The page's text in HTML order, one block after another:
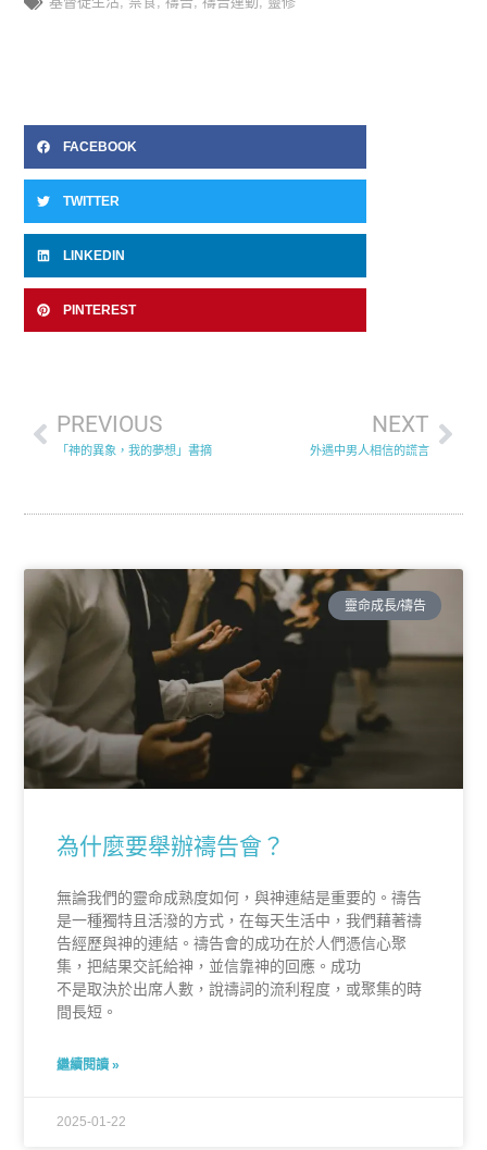
FACEBOOK
TWITTER
LINKEDIN
PINTEREST
PREVIOUS
「神的異象，我的夢想」書摘
NEXT
外遇中男人相信的謊言
靈命成長/禱告
為什麼要舉辦禱告會？
無論我們的靈命成熟度如何，與神連結是重要的。禱告
是一種獨特且活潑的方式，在每天生活中，我們藉著禱
告經歷與神的連結。禱告會的成功在於人們憑信心聚
集，把結果交託給神，並信靠神的回應。成功
不是取決於出席人數，說禱詞的流利程度，或聚集的時
間長短。
繼續閱讀 »
2025-01-22